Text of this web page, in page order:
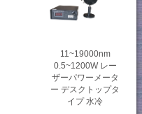
11~19000nm
0.5~1200W レー
ザーパワーメータ
ー デスクトップタ
イプ 水冷